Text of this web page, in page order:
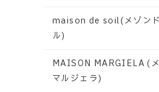
maison de soil(メゾン
ル)
MAISON MARGIELA (
マルジェラ)